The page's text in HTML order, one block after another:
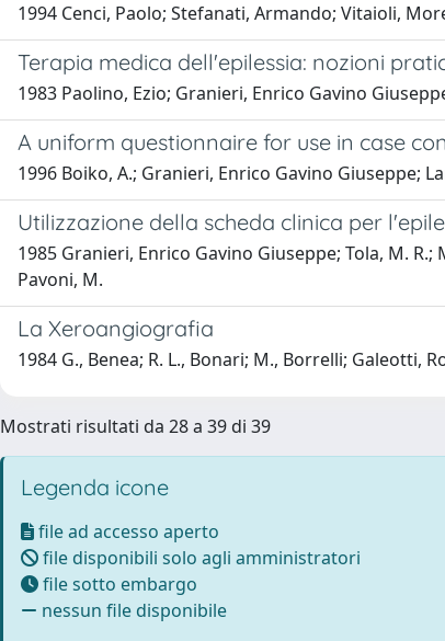
1994 Cenci, Paolo; Stefanati, Armando; Vitaioli,
Terapia medica dell'epilessia: nozioni
1983 Paolino, Ezio; Granieri, Enrico Gavino
A uniform questionnaire for use in case
1996 Boiko, A.; Granieri, Enrico Gavino Giuseppe;
Utilizzazione della scheda clinica per
1985 Granieri, Enrico Gavino Giuseppe; Tola, M.
Pavoni, M.
La Xeroangiografia
1984 G., Benea; R. L., Bonari; M., Borrelli; Galeotti,
Mostrati risultati da 28 a 39 di 39
Legenda icone
file ad accesso aperto
file disponibili solo agli amministratori
file sotto embargo
nessun file disponibile